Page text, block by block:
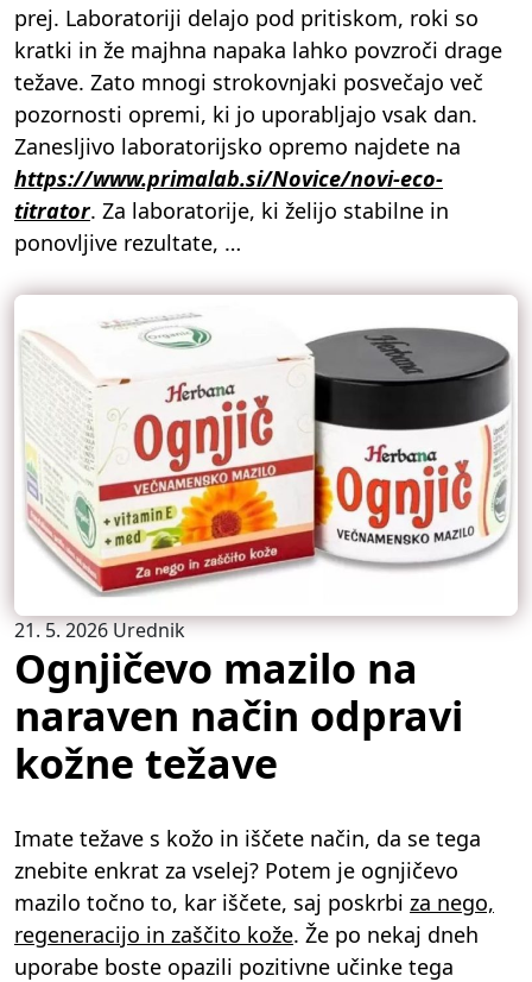
prej. Laboratoriji delajo pod pritiskom, roki so
kratki in že majhna napaka lahko povzroči drage
težave. Zato mnogi strokovnjaki posvečajo več
pozornosti opremi, ki jo uporabljajo vsak dan.
Zanesljivo laboratorijsko opremo najdete na
https://www.primalab.si/Novice/novi-eco-
titrator. Za laboratorije, ki želijo stabilne in
ponovljive rezultate, …
21. 5. 2026Urednik
Ognjičevo mazilo na
naraven način odpravi
kožne težave
Imate težave s kožo in iščete način, da se tega
znebite enkrat za vselej? Potem je ognjičevo
mazilo točno to, kar iščete, saj poskrbi za nego,
regeneracijo in zaščito kože. Že po nekaj dneh
uporabe boste opazili pozitivne učinke tega